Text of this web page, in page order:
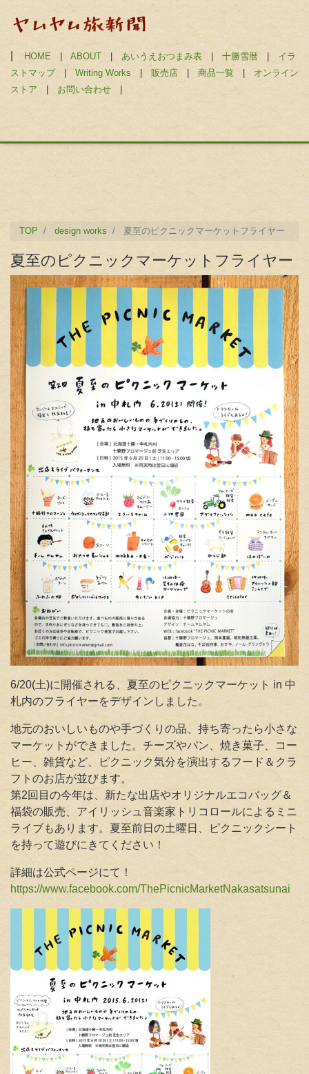
HOME | ABOUT | あいうえおつまみ表 | 十勝雪暦 | イラ
ストマップ| Writing Works | 販売店 | 商品一覧 | オンライン
ストア | お問い合わせ |
TOP design works 夏至のピクニックマーケットフライヤー
夏至のピクニックマーケットフライヤー
6/20(土)に開催される、夏至のピクニックマーケット in 中
札内のフライヤーをデザインしました 。
地元のおいしいものや手づくりの品、持ち寄ったら小さな
マーケットができました。チーズやパン、焼き菓子、コー
ヒー、雑貨など、ピクニック気分を演出するフード＆クラ
フトのお店が並びます。
第2回目の今年は、新たな出店やオリジナルエコバッグ＆
福袋の販売、アイリッシュ音楽家トリコロールによるミニ
ライブもあります。夏至前日の土曜日、ピクニックシート
を持って遊びにきてください！
詳細は公式ページにて！
https://www.facebook.com/ThePicnicMarketNakasatsunai